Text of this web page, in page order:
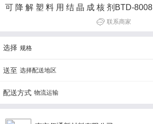
可 降 解 塑 料 用 结 晶 成 核 剂BTD-8008
联系商家
选择 规格
送至 选择配送地区
配送方式 物流运输